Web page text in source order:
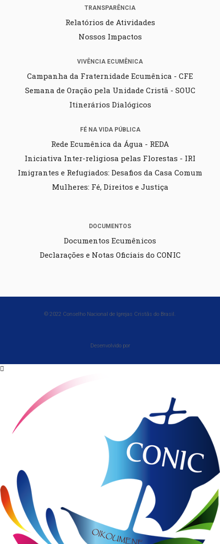
TRANSPARÊNCIA
Relatórios de Atividades
Nossos Impactos
VIVÊNCIA ECUMÊNICA
Campanha da Fraternidade Ecumênica - CFE
Semana de Oração pela Unidade Cristã - SOUC
Itinerários Dialógicos
FÉ NA VIDA PÚBLICA
Rede Ecumênica da Água - REDA
Iniciativa Inter-religiosa pelas Florestas - IRI
Imigrantes e Refugiados: Desafios da Casa Comum
Mulheres: Fé, Direitos e Justiça
DOCUMENTOS
Documentos Ecumênicos
Declarações e Notas Oficiais do CONIC
© 2022 Conselho Nacional de Igrejas Cristãs do Brasil.
Desenvolvido por